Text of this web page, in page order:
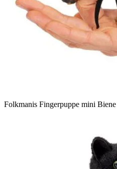
Folkmanis Fingerpuppe mini Biene